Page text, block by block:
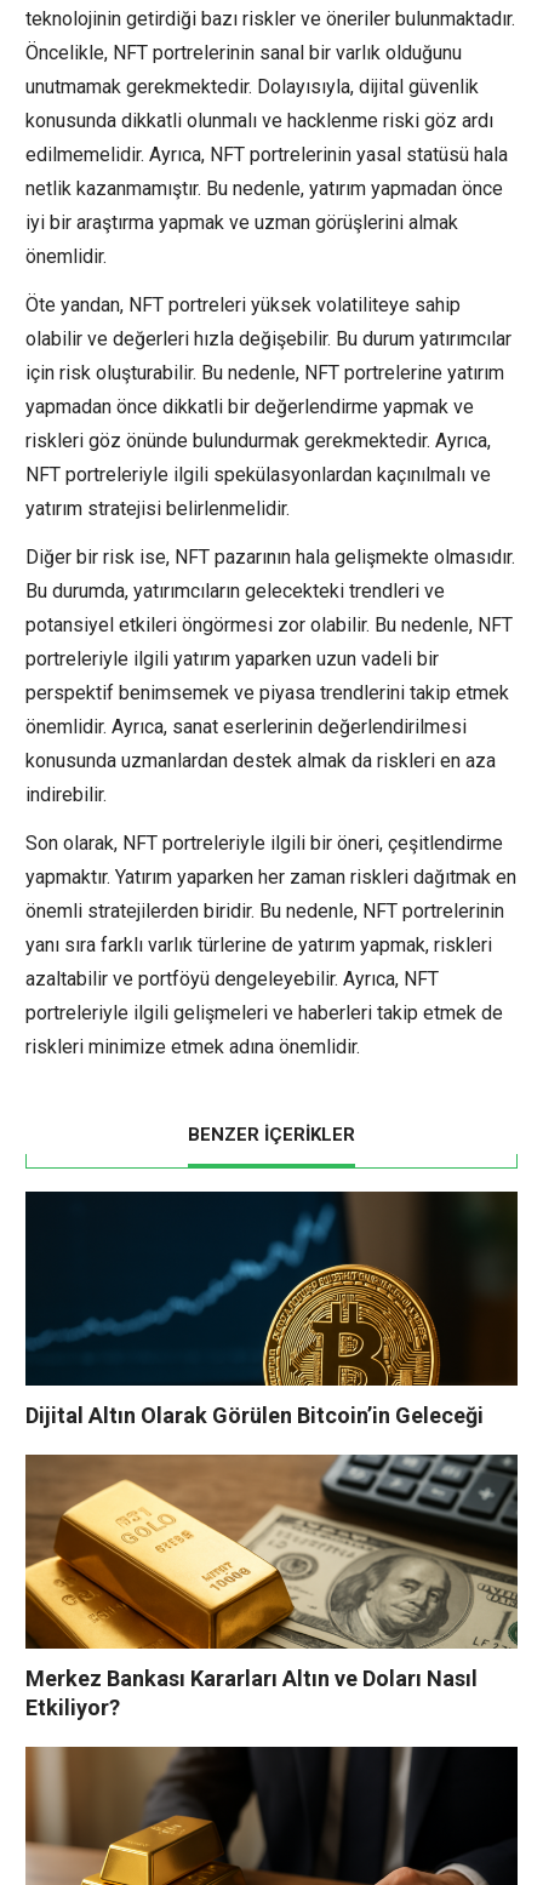
teknolojinin getirdiği bazı riskler ve öneriler bulunmaktadır.
Öncelikle, NFT portrelerinin sanal bir varlık olduğunu
unutmamak gerekmektedir. Dolayısıyla, dijital güvenlik
konusunda dikkatli olunmalı ve hacklenme riski göz ardı
edilmemelidir. Ayrıca, NFT portrelerinin yasal statüsü hala
netlik kazanmamıştır. Bu nedenle, yatırım yapmadan önce
iyi bir araştırma yapmak ve uzman görüşlerini almak
önemlidir.
Öte yandan, NFT portreleri yüksek volatiliteye sahip
olabilir ve değerleri hızla değişebilir. Bu durum yatırımcılar
için risk oluşturabilir. Bu nedenle, NFT portrelerine yatırım
yapmadan önce dikkatli bir değerlendirme yapmak ve
riskleri göz önünde bulundurmak gerekmektedir. Ayrıca,
NFT portreleriyle ilgili spekülasyonlardan kaçınılmalı ve
yatırım stratejisi belirlenmelidir.
Diğer bir risk ise, NFT pazarının hala gelişmekte olmasıdır.
Bu durumda, yatırımcıların gelecekteki trendleri ve
potansiyel etkileri öngörmesi zor olabilir. Bu nedenle, NFT
portreleriyle ilgili yatırım yaparken uzun vadeli bir
perspektif benimsemek ve piyasa trendlerini takip etmek
önemlidir. Ayrıca, sanat eserlerinin değerlendirilmesi
konusunda uzmanlardan destek almak da riskleri en aza
indirebilir.
Son olarak, NFT portreleriyle ilgili bir öneri, çeşitlendirme
yapmaktır. Yatırım yaparken her zaman riskleri dağıtmak en
önemli stratejilerden biridir. Bu nedenle, NFT portrelerinin
yanı sıra farklı varlık türlerine de yatırım yapmak, riskleri
azaltabilir ve portföyü dengeleyebilir. Ayrıca, NFT
portreleriyle ilgili gelişmeleri ve haberleri takip etmek de
riskleri minimize etmek adına önemlidir.
BENZER İÇERİKLER
Dijital Altın Olarak Görülen Bitcoin’in Geleceği
Merkez Bankası Kararları Altın ve Doları Nasıl
Etkiliyor?